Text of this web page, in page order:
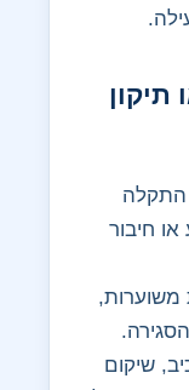
התקלה
חיבור
משוערות,
שיקום